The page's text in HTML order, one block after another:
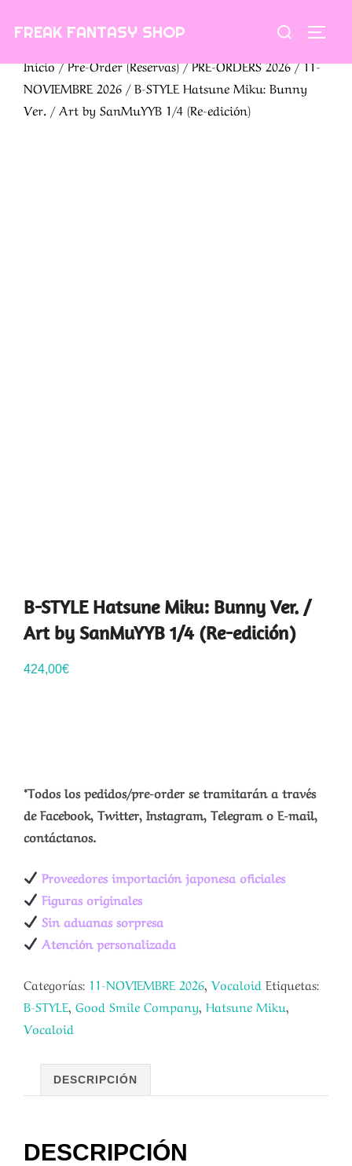
FREAK FANTASY SHOP Buscar:
Inicio/Pre-Order (Reservas)/PRE-ORDERS 2026/11-
NOVIEMBRE 2026 / B-STYLE Hatsune Miku: Bunny
Ver. / Art by SanMuYYB 1/4 (Re-edición)
B-STYLE Hatsune Miku: Bunny Ver. /
Art by SanMuYYB 1/4 (Re-edición)
424,00€
*Todos los pedidos/pre-order se tramitarán a través
de Facebook, Twitter, Instagram, Telegram o E-mail,
contáctanos.
Proveedores importación japonesa oficiales
Figuras originales
Sin aduanas sorpresa
Atención personalizada
Categorías: 11-NOVIEMBRE 2026 Vocaloid Etiquetas:
B-STYLE Good Smile Company Hatsune Miku
Vocaloid
DESCRIPCIÓN
DESCRIPCIÓN